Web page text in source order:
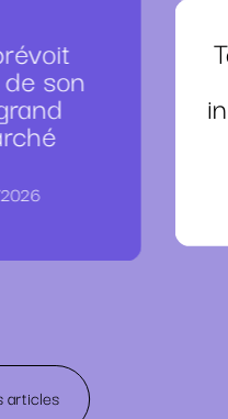
son
articles